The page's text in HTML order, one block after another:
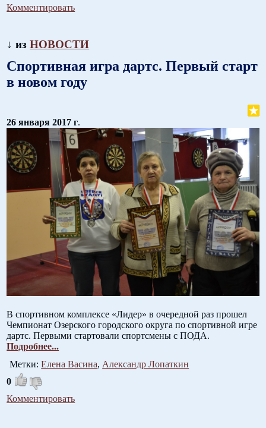
Комментировать
↓ изНОВОСТИ
Спортивная игра дартс. Первый старт
в новом году
26 января 2017 г.
В спортивном комплексе «Лидер» в очередной раз прошел
Чемпионат Озерского городского округа по спортивной игре
дартс. Первыми стартовали спортсмены с ПОДА.
Подробнее...
Метки:Елена Васина, Александр Лопаткин
0
Комментировать